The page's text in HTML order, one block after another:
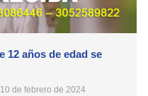
12 años de edad se
10 de febrero de 2024